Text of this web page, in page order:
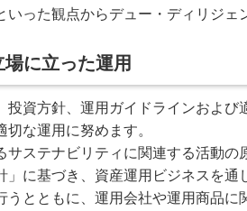
いった観点からデュー・ディリジェ
に立った運用
投資方針、運用ガイドラインおよ
な運用に努めます。
サステナビリティに関連する活動
」に基づき、資産運用ビジネスを通
うとともに、運用会社や運用商品